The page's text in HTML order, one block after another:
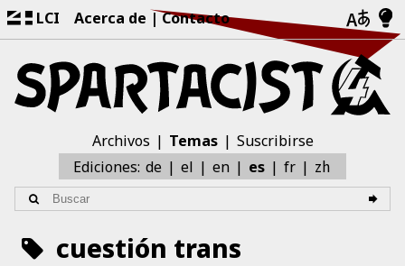
LCI Acerca de Contacto
Archivos Temas
Suscribirse
Ediciones: de el en es fr zh
cuestión trans